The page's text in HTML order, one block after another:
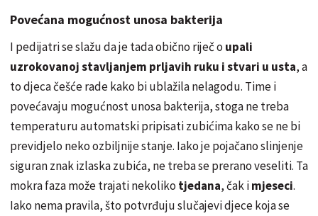
Povećana mogućnost unosa bakterija
I pedijatri se slažu da je tada obično riječ o upali
uzrokovanoj stavljanjem prljavih ruku i stvari u usta, a
to djeca češće rade kako bi ublažila nelagodu. Time i
povećavaju mogućnost unosa bakterija, stoga ne treba
temperaturu automatski pripisati zubićima kako se ne bi
previdjelo neko ozbiljnije stanje. Iako je pojačano slinjenje
siguran znak izlaska zubića, ne treba se prerano veseliti. Ta
mokra faza može trajati nekoliko tjedana, čak imjeseci.
Iako nema pravila, što potvrđuju slučajevi djece koja se